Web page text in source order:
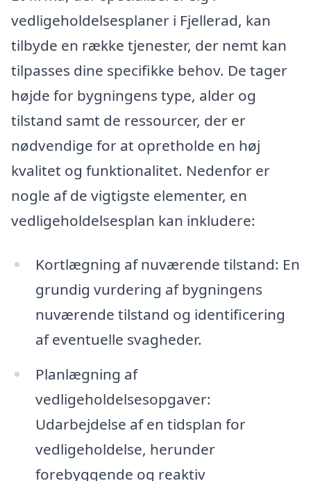
vedligeholdelsesplaner i Fjellerad, kan
tilbyde en række tjenester, der nemt kan
tilpasses dine specifikke behov. De tager
højde for bygningens type, alder og
tilstand samt de ressourcer, der er
nødvendige for at opretholde en høj
kvalitet og funktionalitet. Nedenfor er
nogle af de vigtigste elementer, en
vedligeholdelsesplan kan inkludere:
Kortlægning af nuværende tilstand: En
grundig vurdering af bygningens
nuværende tilstand og identificering
af eventuelle svagheder.
Planlægning af
vedligeholdelsesopgaver:
Udarbejdelse af en tidsplan for
vedligeholdelse, herunder
forebyggende og reaktiv